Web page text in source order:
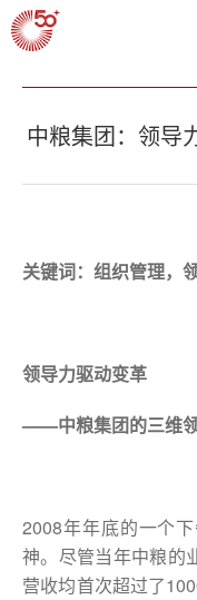
首页
中粮集团：领导
关键词：组织管理，
领导力驱动变革
——中粮集团的三维
2008年年底的一个
神。尽管当年中粮的
营收均首次超过了